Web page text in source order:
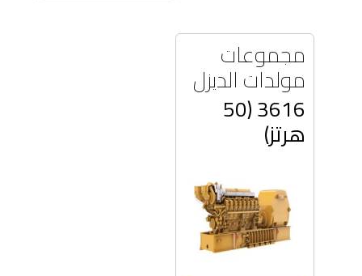
مجموعات
مولدات الديزل
3616 (50
هرتز)